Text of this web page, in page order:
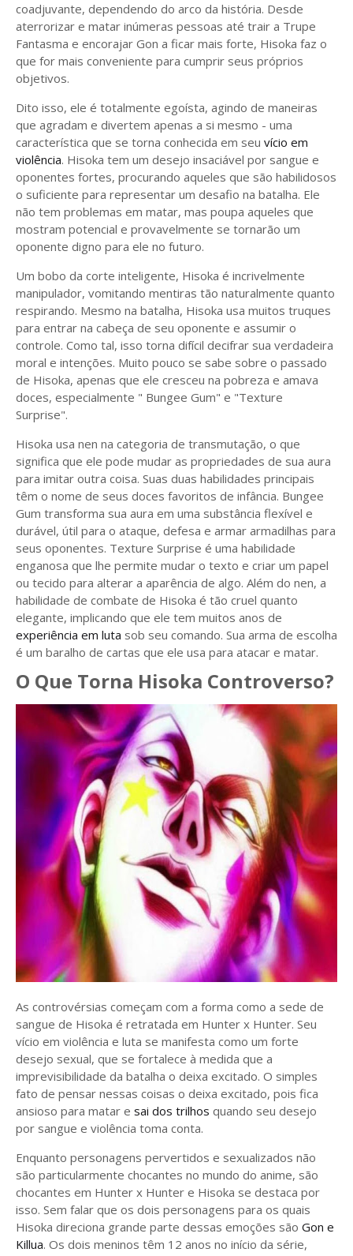
coadjuvante, dependendo do arco da história. Desde
aterrorizar e matar inúmeras pessoas até trair a Trupe
Fantasma e encorajar Gon a ficar mais forte, Hisoka faz o
que for mais conveniente para cumprir seus próprios
objetivos.
Dito isso, ele é totalmente egoísta, agindo de maneiras
que agradam e divertem apenas a si mesmo - uma
característica que se torna conhecida em seu vício em
violência. Hisoka tem um desejo insaciável por sangue e
oponentes fortes, procurando aqueles que são habilidosos
o suficiente para representar um desafio na batalha. Ele
não tem problemas em matar, mas poupa aqueles que
mostram potencial e provavelmente se tornarão um
oponente digno para ele no futuro.
Um bobo da corte inteligente, Hisoka é incrivelmente
manipulador, vomitando mentiras tão naturalmente quanto
respirando. Mesmo na batalha, Hisoka usa muitos truques
para entrar na cabeça de seu oponente e assumir o
controle. Como tal, isso torna difícil decifrar sua verdadeira
moral e intenções. Muito pouco se sabe sobre o passado
de Hisoka, apenas que ele cresceu na pobreza e amava
doces, especialmente " Bungee Gum" e "Texture
Surprise".
Hisoka usa nen na categoria de transmutação, o que
significa que ele pode mudar as propriedades de sua aura
para imitar outra coisa. Suas duas habilidades principais
têm o nome de seus doces favoritos de infância. Bungee
Gum transforma sua aura em uma substância flexível e
durável, útil para o ataque, defesa e armar armadilhas para
seus oponentes. Texture Surprise é uma habilidade
enganosa que lhe permite mudar o texto e criar um papel
ou tecido para alterar a aparência de algo. Além do nen, a
habilidade de combate de Hisoka é tão cruel quanto
elegante, implicando que ele tem muitos anos de
experiência em luta sob seu comando. Sua arma de escolha
é um baralho de cartas que ele usa para atacar e matar.
O Que Torna Hisoka Controverso?
As controvérsias começam com a forma como a sede de
sangue de Hisoka é retratada em Hunter x Hunter. Seu
vício em violência e luta se manifesta como um forte
desejo sexual, que se fortalece à medida que a
imprevisibilidade da batalha o deixa excitado. O simples
fato de pensar nessas coisas o deixa excitado, pois fica
ansioso para matar e sai dos trilhos quando seu desejo
por sangue e violência toma conta.
Enquanto personagens pervertidos e sexualizados não
são particularmente chocantes no mundo do anime, são
chocantes em Hunter x Hunter e Hisoka se destaca por
isso. Sem falar que os dois personagens para os quais
Hisoka direciona grande parte dessas emoções são Gon e
Killua. Os dois meninos têm 12 anos no início da série,